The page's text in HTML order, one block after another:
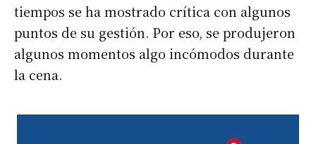
tiempos se ha mostrado crítica con algunos
puntos de su gestión. Por eso, se produjeron
algunos momentos algo incómodos durante
la cena.